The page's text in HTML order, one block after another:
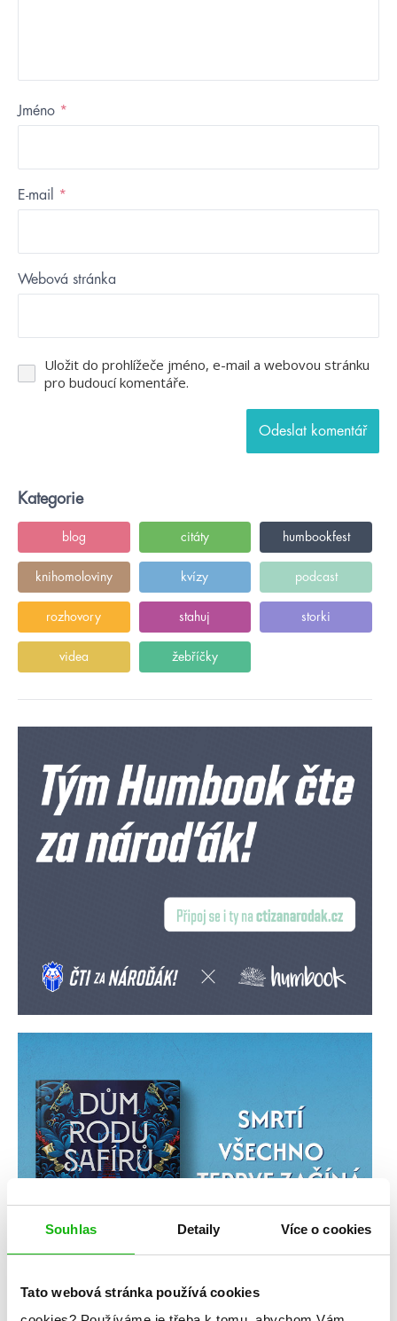
Souhlas Detaily Více o cookies
Tato webová stránka používá cookies
Jméno *
E-mail *
Webová stránka
Uložit do prohlížeče jméno, e-mail a webovou stránku
pro budoucí komentáře.
Kategorie
blog citáty humbookfest
knihomoloviny kvízy podcast
rozhovory stahuj storki
videa žebříčky